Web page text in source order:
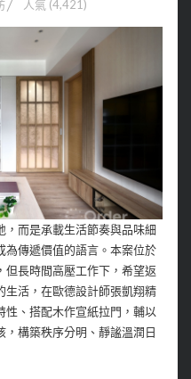
人氣 (4,421)
，而是承載生活節奏與品味細
為傳遞價值的語言。本案位於
但長時間高壓工作下，希望返
生活，在歐德設計師張凱翔精
、搭配木作宣紙拉門，輔以
構築秩序分明、靜謐溫潤日